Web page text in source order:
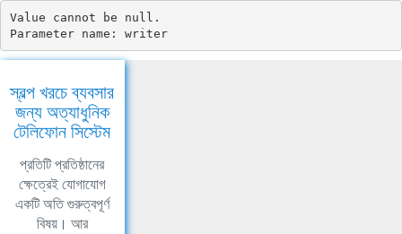
Value cannot be null.
Parameter name: writer
স্বল্প খরচে ব্যবসার
জন্য অত্যাধুনিক
টেলিফোন সিস্টেম
প্রতিটি প্রতিষ্ঠানের
ক্ষেত্রেই যোগাযোগ
একটি অতি গুরুত্বপূর্ণ
বিষয়। আর